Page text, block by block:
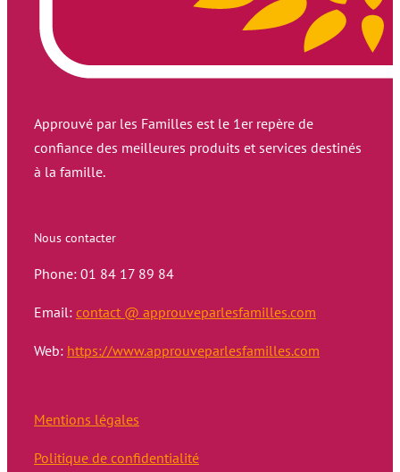
Approuvé par les Familles est le 1er repère de
confiance des meilleures produits et services destinés
à la famille.
Nous contacter
Phone: 01 84 17 89 84
Email: contact @ approuveparlesfamilles.com
Web: https://www.approuveparlesfamilles.com
Mentions légales
Politique de confidentialité